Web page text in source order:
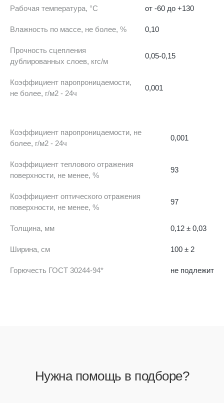
Рабочая температура, °C от -60 до +130
Влажность по массе, не более, % 0,10
Прочность сцепления
дублированных слоев, кгс/м
0,05-0,15
Коэффициент паропроницаемости,
не более, г/м2 - 24ч
0,001
Коэффициент паропроницаемости, не
более, г/м2 - 24ч
0,001
Коэффициент теплового отражения
поверхности, не менее, %
93
Коэффициент оптического отражения
поверхности, не менее, %
97
Толщина, мм 0,12 ± 0,03
Ширина, см 100 ± 2
Горючесть ГОСТ 30244-94* не подлежит
Нужна помощь в подборе?